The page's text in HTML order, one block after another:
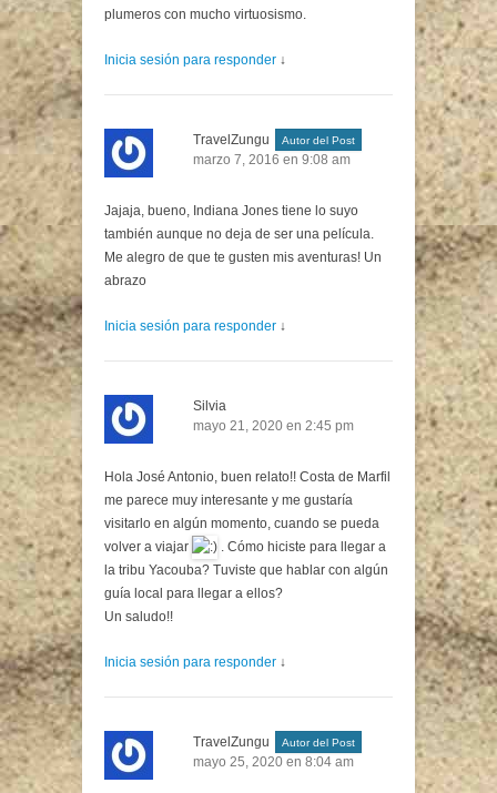
plumeros con mucho virtuosismo.
Inicia sesión para responder ↓
TravelZungu Autor del Post
marzo 7, 2016 en 9:08 am
Jajaja, bueno, Indiana Jones tiene lo suyo
también aunque no deja de ser una película.
Me alegro de que te gusten mis aventuras! Un
abrazo
Inicia sesión para responder ↓
Silvia
mayo 21, 2020 en 2:45 pm
Hola José Antonio, buen relato!! Costa de Marfil
me parece muy interesante y me gustaría
visitarlo en algún momento, cuando se pueda
volver a viajar
. Cómo hiciste para llegar a
la tribu Yacouba? Tuviste que hablar con algún
guía local para llegar a ellos?
Un saludo!!
Inicia sesión para responder ↓
TravelZungu Autor del Post
mayo 25, 2020 en 8:04 am